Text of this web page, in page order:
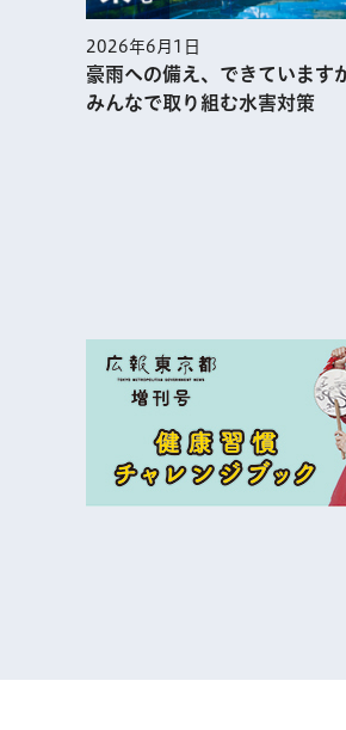
2026年6月1日
豪雨への備え、できています
みんなで取り組む水害対策